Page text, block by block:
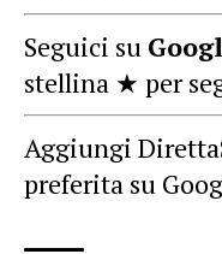
Seguici su
stellina ★ per
Aggiungi
preferita su